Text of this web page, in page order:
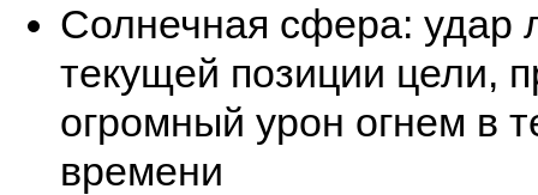
Солнечная сфера: удар
текущей позиции цели,
огромный урон огнем в
времени